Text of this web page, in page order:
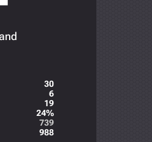
30
6
19
24%
739
988